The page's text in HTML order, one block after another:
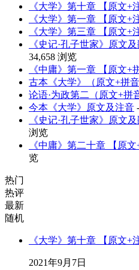
《大学》第十章 【原文+
《大学》第一章 【原文+
《大学》第三章 【原文+
《史记·孔子世家》原文
34,658 浏览
《中庸》第一章 【原文+
古本《大学》（原文+拼音
论语·为政第二（原文+拼
今本《大学》原文及注音
《史记·孔子世家》原文
浏览
《中庸》第二十章 【原文
览
热门
热评
最新
随机
《大学》第十章 【原文+
2021年9月7日